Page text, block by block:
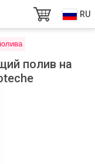
RU
полив на